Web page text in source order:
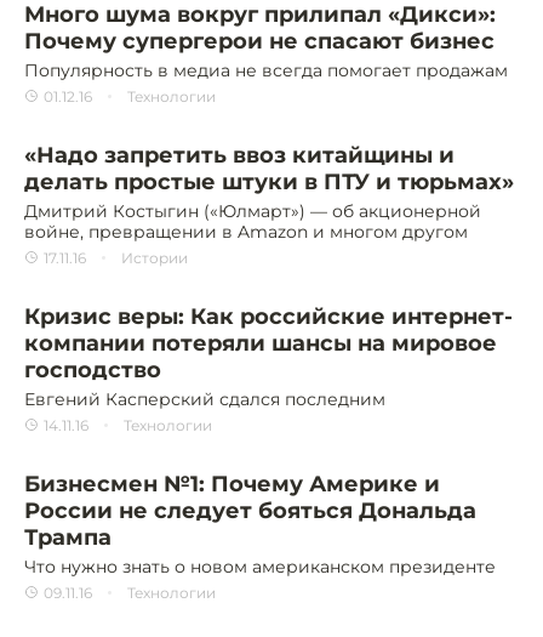
Много шума вокруг прилипал «Дикси»:
Почему супергерои не спасают бизнес
Популярность в медиа не всегда помогает продажам
01.12.16 Технологии
«Надо запретить ввоз китайщины и
делать простые штуки в ПТУ и тюрьмах»
Дмитрий Костыгин («Юлмарт») — об акционерной
войне, превращении в Amazon и многом другом
17.11.16 Истории
Кризис веры: Как российские интернет-
компании потеряли шансы на мировое
господство
Евгений Касперский сдался последним
14.11.16 Технологии
Бизнесмен №1: Почему Америке и
России не следует бояться Дональда
Трампа
Что нужно знать о новом американском президенте
09.11.16 Технологии